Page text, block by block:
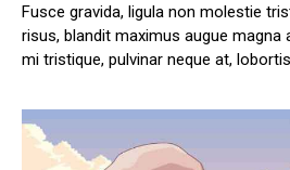
Fusce gravida, ligula non molestie
risus, blandit maximus augue magna
mi tristique, pulvinar neque at,